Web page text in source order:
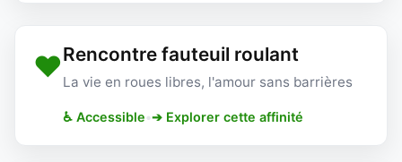
❤️Rencontre fauteuil roulant
La vie en roues libres, l'amour sans barrières
♿ Accessible•➔ Explorer cette affinité